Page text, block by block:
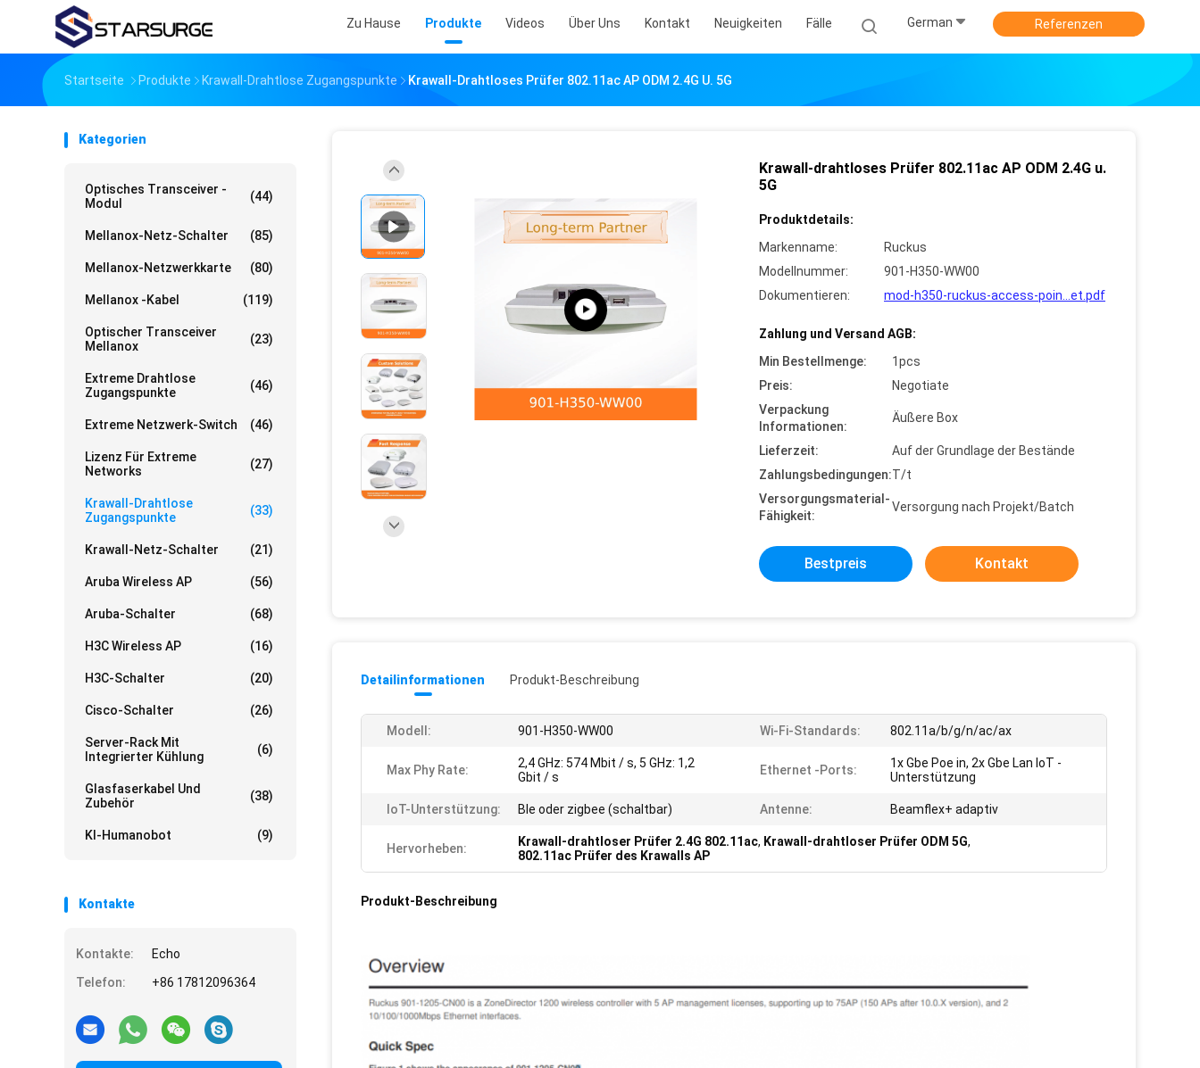
Zu Hause Produkte Videos Über Uns Kontakt Neuigkeiten Fälle German Referenzen
Startseite Produkte Krawall-Drahtlose Zugangspunkte Krawall-Drahtloses Prüfer 802.11ac AP ODM 2.4G U. 5G
Kategorien
Optisches Transceiver -
Modul
(44)
Mellanox-Netz-Schalter (85)
Mellanox-Netzwerkkarte (80)
Mellanox -Kabel (119)
Optischer Transceiver
Mellanox
(23)
Extreme Drahtlose
Zugangspunkte
(46)
Extreme Netzwerk-Switch (46)
Lizenz Für Extreme
Networks
(27)
Krawall-Drahtlose
Zugangspunkte
(33)
Krawall-Netz-Schalter (21)
Aruba Wireless AP (56)
Aruba-Schalter (68)
H3C Wireless AP (16)
H3C-Schalter (20)
Cisco-Schalter (26)
Server-Rack Mit
Integrierter Kühlung
(6)
Glasfaserkabel Und
Zubehör
(38)
KI-Humanobot (9)
Kontakte
Kontakte:
Echo
Telefon:
+86 17812096364
Krawall-drahtloses Prüfer 802.11ac AP ODM 2.4G u.
5G
Produktdetails:
Markenname:
Ruckus
Modellnummer:
901-H350-WW00
Dokumentieren:
mod-h350-ruckus-access-poin...et.pdf
Zahlung und Versand AGB:
Min Bestellmenge:
1pcs
Preis:
Negotiate
Verpackung
Informationen:
Äußere Box
Lieferzeit:
Auf der Grundlage der Bestände
Zahlungsbedingungen:T/t
Versorgungsmaterial-
Fähigkeit:
Versorgung nach Projekt/Batch
Bestpreis Kontakt
Detailinformationen Produkt-Beschreibung
Modell: 901-H350-WW00 Wi-Fi-Standards: 802.11a/b/g/n/ac/ax
Max Phy Rate:
2,4 GHz: 574 Mbit / s, 5 GHz: 1,2
Gbit / s
Ethernet -Ports:
1x Gbe Poe in, 2x Gbe Lan IoT -
Unterstützung
IoT-Unterstützung: Ble oder zigbee (schaltbar) Antenne: Beamflex+ adaptiv
Hervorheben: Krawall-drahtloser Prüfer 2.4G 802.11ac, Krawall-drahtloser Prüfer ODM 5G,
802.11ac Prüfer des Krawalls AP
Produkt-Beschreibung